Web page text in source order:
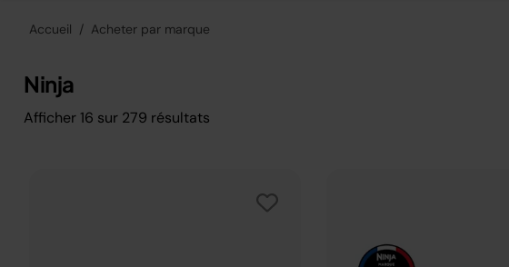
Accueil Acheter par marque
Ninja
Afficher 16 sur 279 résultats